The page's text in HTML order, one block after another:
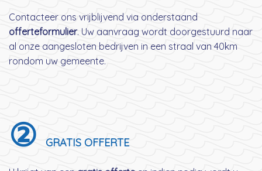
Contacteer ons vrijblijvend via onderstaand
offerteformulier. Uw aanvraag wordt doorgestuurd naar
al onze aangesloten bedrijven in een straal van 40km
rondom uw gemeente.
② GRATIS OFFERTE